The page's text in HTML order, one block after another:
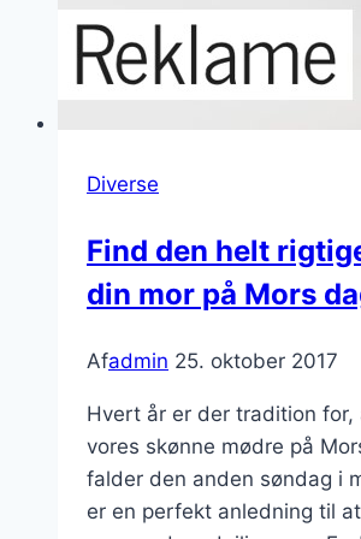
Diverse
Find den helt
din mor på Mors
Afadmin 25. oktober 2017
Hvert år er der tradition for,
vores skønne mødre på
falder den anden søndag i
er en perfekt anledning til